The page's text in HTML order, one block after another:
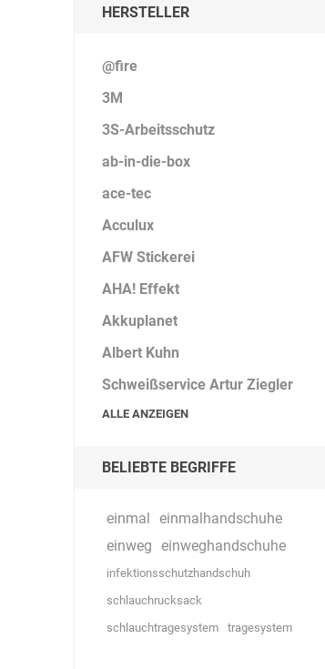
DS Safety
Ware
ELECTRO-
MATION
HERSTELLER
@fire
3M
3S-Arbeitsschutz
ab-in-die-box
ace-tec
Acculux
AFW Stickerei
AHA! Effekt
Akkuplanet
Albert Kuhn
Schweißservice Artur Ziegler
ALLE ANZEIGEN
BELIEBTE BEGRIFFE
einmal einmalhandschuhe
einweg einweghandschuhe
infektionsschutzhandschuh
schlauchrucksack
schlauchtragesystem
tragesystem